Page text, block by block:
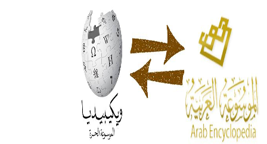
الحكم، الأدلة، تنظيم التغذية، ورسالته في جروح الرأس. ويعود
له الفضل بأنه حرر الطب من الدين والفلسفة.
- هل تعلم أن المرجان إفراز حيواني يتكون في البحر ويتركب
من مادة كربونات الكلسيوم، وهو أحمر أو شديد الحمرة وهو
أجود أنواعه، ويمتاز بكبر الحجم ويسمى الش